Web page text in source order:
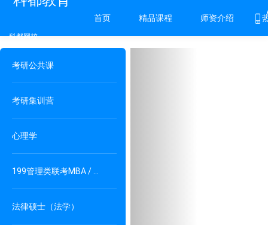
科都网校
首页 精品课程 师资介绍
考研公共课
考研集训营
心理学
法律硕士（法学）